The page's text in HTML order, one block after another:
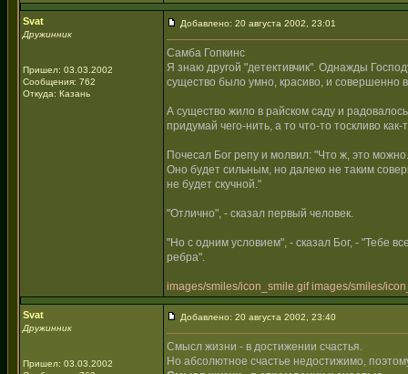
Svat
Дружинник
Пришел: 03.03.2002
Сообщения: 762
Откуда: Казань
Добавлено: 20 августа 2002, 23:01
Самба Гопкинс
Я знаю другой "детективчик". Однажды
существо было умно, красиво, и совершенно
А существо жило в райском саду и
придумай чего-нить, а то что-то тоскливо как-
Почесал Бог репу и молвил: "Что ж, это
Оно будет сильным, но далеко не таким
не будет скучной."
"Отлично", - сказал первый человек.
"Но с одним условием", - сказал Бог, - "Тебе
ребра".
images/smiles/icon_smile.gif images/smiles/
Svat
Дружинник
Пришел: 03.03.2002
Добавлено: 20 августа 2002, 23:40
Смысл жизни - в достижении счастья.
Но абсолютное счастье недостижимо,